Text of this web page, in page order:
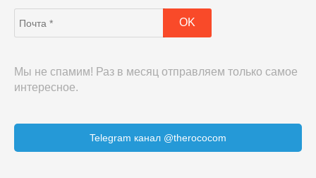
Мы не спамим! Раз в месяц отправляем только самое
интересное.
Telegram канал @therococom